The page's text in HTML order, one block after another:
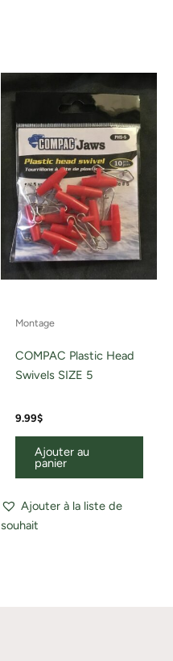
Montage
COMPAC Plastic Head
Swivels SIZE 5
9.99$
Ajouter au
panier
Ajouter à la liste de
souhait